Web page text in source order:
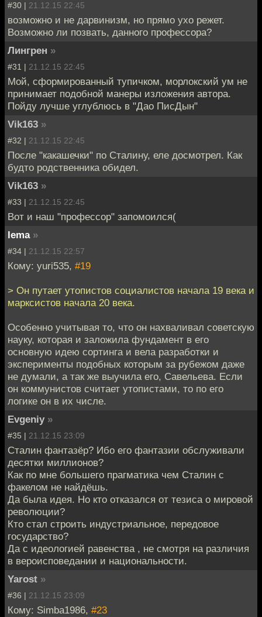
#30 | 21.12.15 22:45
возможно и не дарвинизм, но прямо ухо режет.
Возможно ли позвать, данного профессора?
Лингрен »
#31 | 21.12.15 22:45
Мой, сформированный тупичком, морлокский ум не
принимает подобной манеры изложения автора.
Пойду лучше углублюсь в "Дао ПисДын"
Vik163 »
#32 | 21.12.15 22:45
После "какашечки" по Сталину, еле досмотрел. Как
будто родственника обидел.
Vik163 »
#33 | 21.12.15 22:45
Вот и наш "профессор" запомоился(
lema »
#34 | 21.12.15 22:57
Кому: yuri535, #19
> Он путает утопистов социалистов начала 19 века и
марксистов начала 20 века.
Особенно учитывая то, что он нахваливал советскую
науку, которая и заложила фундамент в его
основную идею сортинга и вела разработки и
эксперименты подобных которым за рубежом даже
не думали, а так же выучила его, Савельева. Если
он коммунистов считает утопистами, то по его
логике он в их числе.
Evgeniy »
#35 | 21.12.15 23:09
Сталин фантазёр? Ибо его фантазии обслуживали
десятки миллионов?
Как по мне большего прагматика чем Сталин с
факелом не найдёшь.
Да была идея. Но кто отказался от тезиса о мировой
революции?
Кто стал строить индустриальное, передовое
государство?
Да с идеологией равенства , не смотря на различия
в вероисповедании и национальности.
Yarost »
#36 | 21.12.15 23:09
Кому: Simba1986, #23